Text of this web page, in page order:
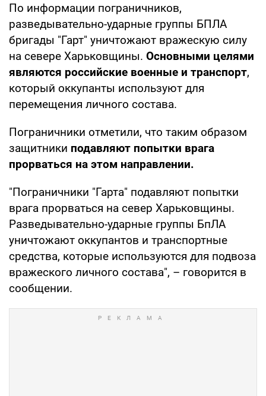
По информации пограничников,
разведывательно-ударные группы БПЛА
бригады "Гарт" уничтожают вражескую силу
на севере Харьковщины. Основными целями
являются российские военные и транспорт,
который оккупанты используют для
перемещения личного состава.
Пограничники отметили, что таким образом
защитники подавляют попытки врага
прорваться на этом направлении.
"Пограничники "Гарта" подавляют попытки
врага прорваться на север Харьковщины.
Разведывательно-ударные группы БпЛА
уничтожают оккупантов и транспортные
средства, которые используются для подвоза
вражеского личного состава", – говорится в
сообщении.